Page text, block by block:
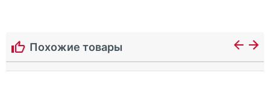
Похожие товары